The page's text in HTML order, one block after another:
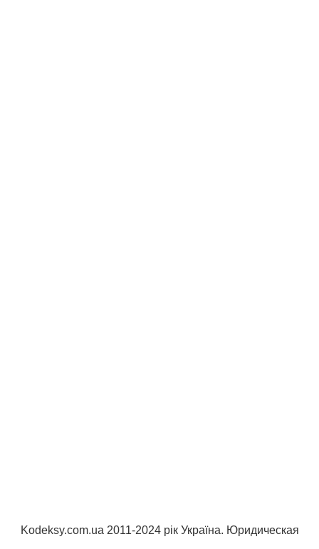
Kodeksy.com.ua 2011-2024 рік Україна. Юридическая